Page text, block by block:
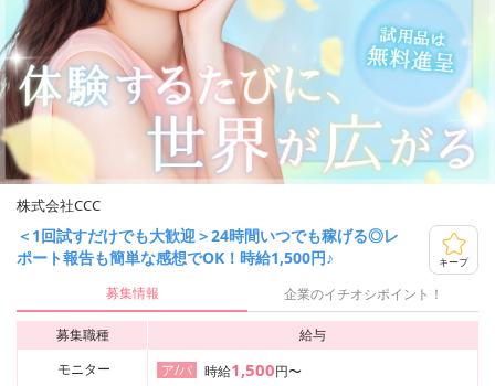
株式会社CCC
＜1回試すだけでも大歓迎＞24時間いつでも稼げる◎レ
ポート報告も簡単な感想でOK！時給1,500円♪
キープ
募集情報 企業のイチオシポイント！
募集職種
給与
モニター
ア/パ 時給1,500円〜